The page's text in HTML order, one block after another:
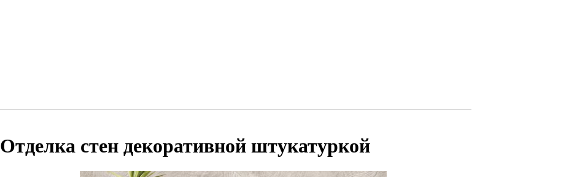
Отделка стен декоративной штукатуркой